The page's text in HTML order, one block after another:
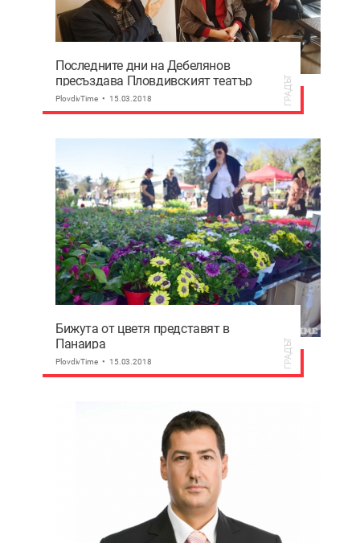
Последните дни на Дебелянов
пресъздава Пловдивският театър
PlovdivTime 15.03.2018 ГРАДЪТ
Бижута от цветя представят в
Панаира
PlovdivTime 15.03.2018 ГРАДЪТ